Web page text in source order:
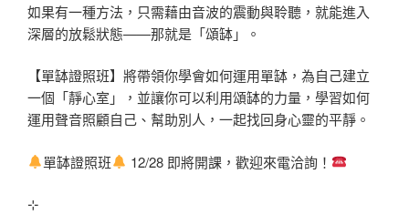
如果有一種方法，只需藉由音波的震動與聆聽，就能進入
深層的放鬆狀態——那就是「頌缽」。
【單缽證照班】將帶領你學會如何運用單缽，為自己建立
一個「靜心室」，並讓你可以利用頌缽的力量，學習如何
運用聲音照顧自己、幫助別人，一起找回身心靈的平靜。
單缽證照班 12/28 即將開課，歡迎來電洽詢！
⊹